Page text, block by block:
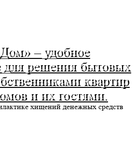
– удобное
для решения бытовых
квартир
и их гостями.